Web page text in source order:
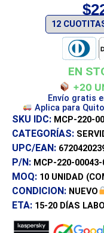
$
EN
+20
Envío gratis
Aplica para
SKU IDC: MCP-220-
CATEGORÍAS:
UPC/EAN:
P/N: MCP-220-00043-
MOQ: 10 UNIDAD
CONDICION: NUEVO
ETA: 15-20 DÍAS